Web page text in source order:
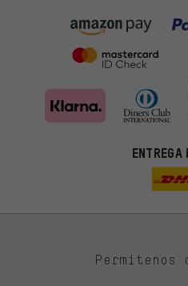
ENTREGA
Permítenos